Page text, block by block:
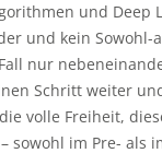
und Deep
und kein Sowohl-
nur
Schritt weiter
volle Freiheit,
sowohl im Pre- als